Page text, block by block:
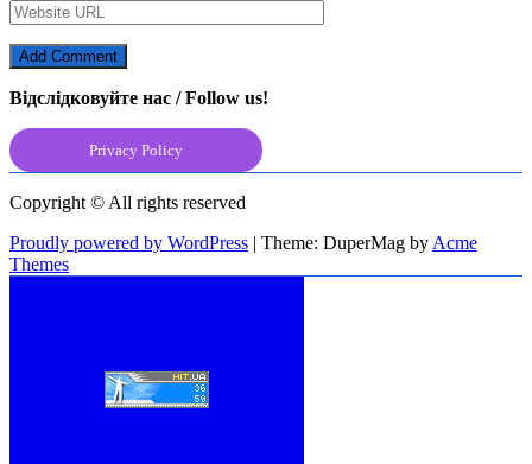
Відслідковуйте нас / Follow us!
Privacy Policy
Copyright © All rights reserved
Proudly powered by WordPress
Theme: DuperMag byAcme
Themes